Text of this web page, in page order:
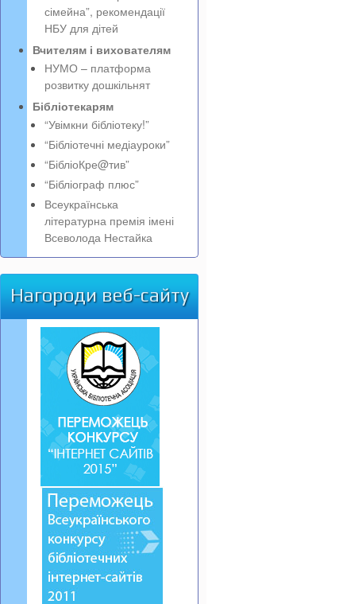
сімейна”, рекомендації
НБУ для дітей
Вчителям і вихователям
НУМО – платформа
розвитку дошкільнят
Бібліотекарям
“Увімкни бібліотеку!”
“Бібліотечні медіауроки”
“БібліоКре@тив”
“Бібліограф плюс”
Всеукраїнська
літературна премія імені
Всеволода Нестайка
Нагороди веб-сайту